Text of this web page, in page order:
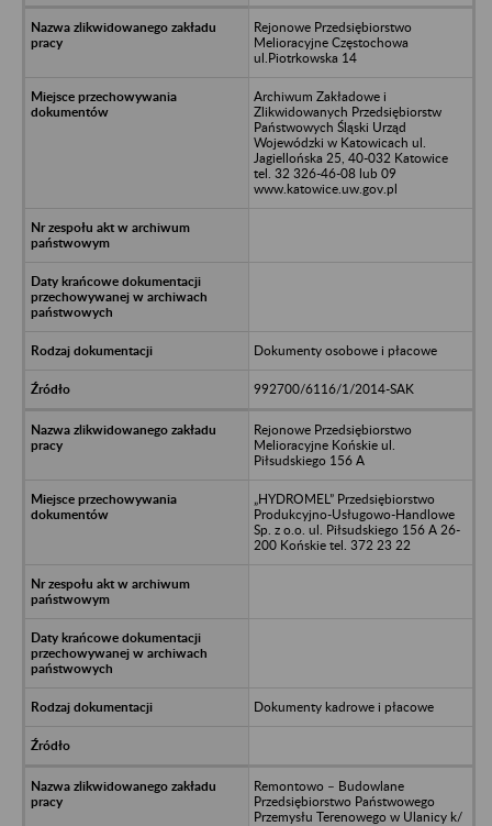
Rejonowe Przedsiębiorstwo
Melioracyjne Częstochowa
ul.Piotrkowska 14
Archiwum Zakładowe i
Zlikwidowanych Przedsiębiorstw
Państwowych Śląski Urząd
Wojewódzki w Katowicach ul.
Jagiellońska 25, 40-032 Katowice
tel. 32 326-46-08 lub 09
www.katowice.uw.gov.pl
Dokumenty osobowe i płacowe
992700/6116/1/2014-SAK
Rejonowe Przedsiębiorstwo
Melioracyjne Końskie ul.
Piłsudskiego 156 A
„HYDROMEL” Przedsiębiorstwo
Produkcyjno-Usługowo-Handlowe
Sp. z o.o. ul. Piłsudskiego 156 A 26-
200 Końskie tel. 372 23 22
Dokumenty kadrowe i płacowe
Remontowo – Budowlane
Przedsiębiorstwo Państwowego
Przemysłu Terenowego w Ulanicy k/